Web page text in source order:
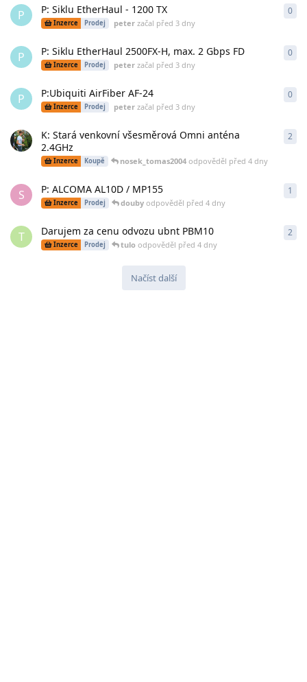
P P: Siklu EtherHaul - 1200 TX
Inzerce Prodej peterzačal před 3 dny
0
P P: Siklu EtherHaul 2500FX-H, max. 2 Gbps FD
Inzerce Prodej peterzačal před 3 dny
0
P P:Ubiquiti AirFiber AF-24
Inzerce Prodej peterzačal před 3 dny
0
K: Stará venkovní všesměrová Omni anténa
2.4GHz
Inzerce Koupě nosek_tomas2004odpověděl před 4 dny
2
S P: ALCOMA AL10D / MP155
Inzerce Prodej doubyodpověděl před 4 dny
1
T Darujem za cenu odvozu ubnt PBM10
Inzerce Prodej tulo odpověděl před 4 dny
2
Načíst další